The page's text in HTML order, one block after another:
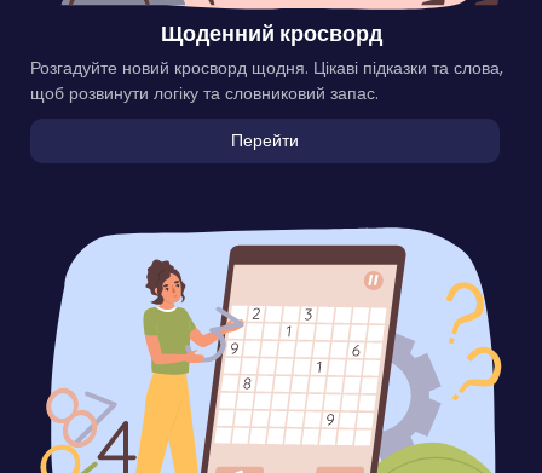
Щоденний кросворд
Розгадуйте новий кросворд щодня. Цікаві підказки та слова,
щоб розвинути логіку та словниковий запас.
Перейти